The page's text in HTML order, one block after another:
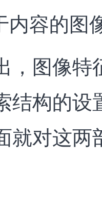
内容的图
，图像
结构的设
就对这